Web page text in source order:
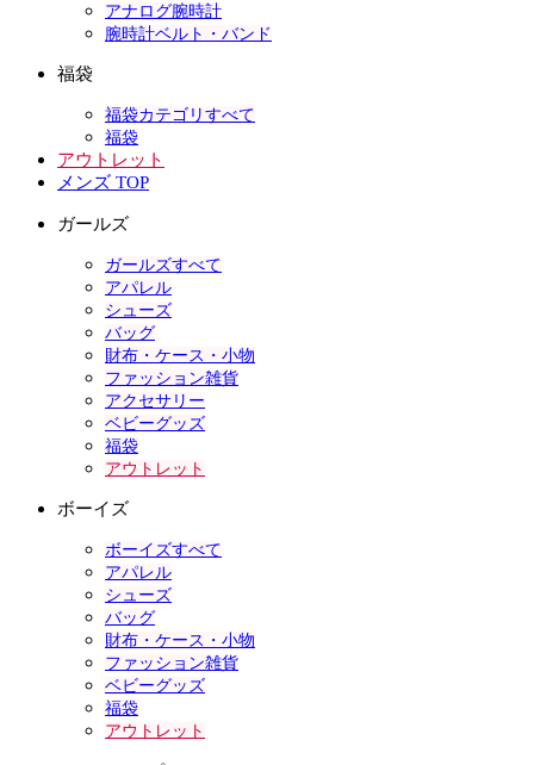
アナログ腕時計
腕時計ベルト・バンド
福袋
福袋カテゴリすべて
福袋
アウトレット
メンズ TOP
ガールズ
ガールズすべて
アパレル
シューズ
バッグ
財布・ケース・小物
ファッション雑貨
アクセサリー
ベビーグッズ
福袋
アウトレット
ボーイズ
ボーイズすべて
アパレル
シューズ
バッグ
財布・ケース・小物
ファッション雑貨
ベビーグッズ
福袋
アウトレット